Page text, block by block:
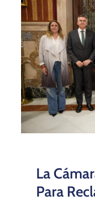
La
Para